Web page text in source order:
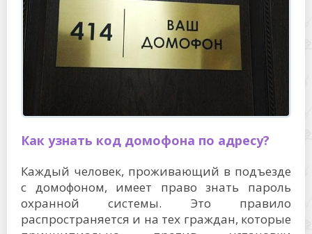
Как узнать код домофона по адресу?
Каждый человек, проживающий в подъезде
с домофоном, имеет право знать пароль
охранной системы. Это правило
распространяется и на тех граждан, которые